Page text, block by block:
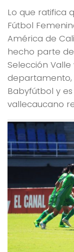
Lo que ratifica
Fútbol
América de
hecho parte
Selección
Babyfútbol y
vallecaucano